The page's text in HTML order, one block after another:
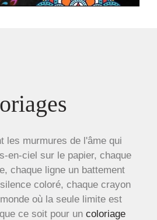
les murmures de l'âme qui
en-ciel sur le papier, chaque
chaque ligne un battement
coloré, chaque crayon
où la seule limite est
ce soit pour un coloriage